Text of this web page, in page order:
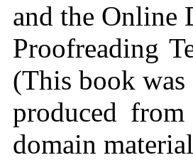
and the Online
Proofreading
(This book was
produced
domain material